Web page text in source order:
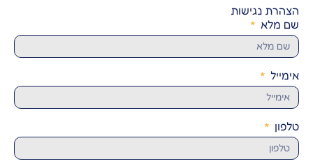
הצהרת נגישות
שם מלא
אימייל
טלפון